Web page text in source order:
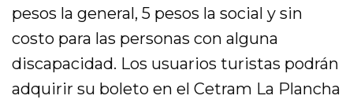
pesos la general, 5 pesos la social y sin
costo para las personas con alguna
discapacidad. Los usuarios turistas podrán
adquirir su boleto en el Cetram La Plancha